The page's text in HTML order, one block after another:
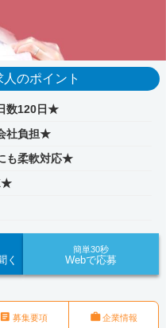
人のポイント
数120日★
社負担★
も柔軟対応★
く
簡単30秒
Webで応募
 募集要項 企業情報